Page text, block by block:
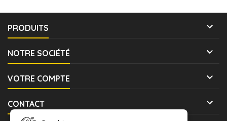
PRODUITS 
NOTRE SOCIÉTÉ 
VOTRE COMPTE 
CONTACT 